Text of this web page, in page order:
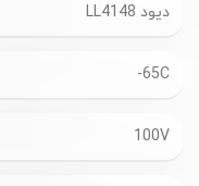
دیود LL4148
-65C
100V